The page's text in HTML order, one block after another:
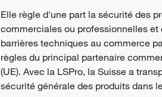
Elle règle d'une part la sécurité des
commerciales ou professionnelles
barrières techniques au commerce
règles du principal partenaire
(UE). Avec la LSPro, la Suisse a
sécurité générale des produits dans